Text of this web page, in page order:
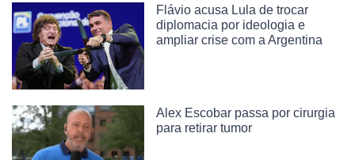
Flávio acusa Lula de trocar
diplomacia por ideologia e
ampliar crise com a Argentina
Alex Escobar passa por cirurgia
para retirar tumor